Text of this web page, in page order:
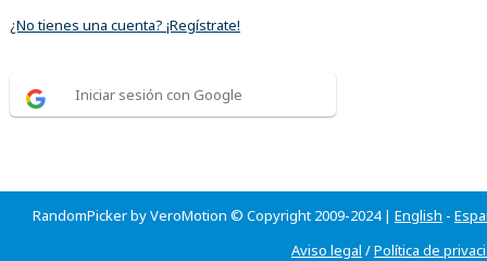
¿No tienes una cuenta? ¡Regístrate!
Iniciar sesión con Google
RandomPicker by VeroMotion © Copyright 2009-2024 | English -
Aviso legal /Política de